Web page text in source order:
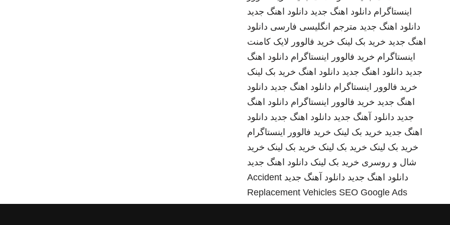
اینستاگرام دانلود اهنگ جدید دانلود اهنگ جدید
دانلود اهنگ جدید مترجم انگلیسی فارسی دانلود
اهنگ جدید خرید بک لینک خرید فالوور لایک کامنت
اینستاگرام خرید فالوور اینستاگرام دانلود اهنگ
جدید دانلود اهنگ جدید دانلود اهنگ خرید بک لینک
خرید فالوور اینستاگرام دانلود اهنگ جدید دانلود
اهنگ جدید خرید فالوور اینستاگرام دانلود اهنگ
جدید دانلود آهنگ جدید دانلود اهنگ جدید دانلود
اهنگ جدید خرید بک لینک خرید فالوور اینستاگرام
خرید بک لینک خرید بک لینک خرید بک لینک خرید
شال و روسری خرید بک لینک دانلود اهنگ جدید
دانلود اهنگ جدید دانلود آهنگ جدید Accident
Replacement Vehicles SEO Google Ads